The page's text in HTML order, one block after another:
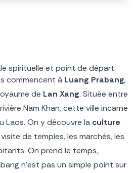
spirituelle et point de départ
commencent à Luang Prabang,
de Lan Xang. Située entre
Nam Khan, cette ville incarne
Laos. On y découvre la culture
de temples, les marchés, les
On prend le temps,
n’est pas un simple point sur